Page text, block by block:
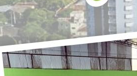
PAVIMENTAÇÃO NA VILA RURAL